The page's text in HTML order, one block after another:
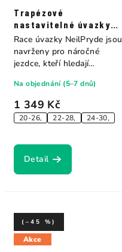
Trapézové
nastavitelné úvazky
Neilpryde Race modré
1 349 Kč
20-26, 22-28, 24-30,
Na objednání (5–7 dnů)
Detail
Race úvazky NeilPryde jsou
navrženy pro náročné
jezdce, kteří hledají
Akce
(–45 %)